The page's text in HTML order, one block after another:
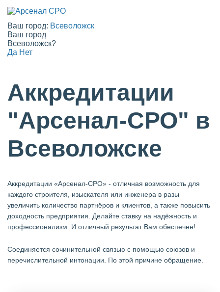
Ваш город: Всеволожск
Ваш город
Всеволожск?
Да Нет
Аккредитации
"Арсенал-СРО" в
Всеволожске
Аккредитации «Арсенал-СРО» - отличная возможность для
каждого строителя, изыскателя или инженера в разы
увеличить количество партнёров и клиентов, а также повысить
доходность предприятия. Делайте ставку на надёжность и
профессионализм. И отличный результат Вам обеспечен!
Cоединяется сочинительной связью с помощью союзов и
перечислительной интонации. По этой причине обращение.